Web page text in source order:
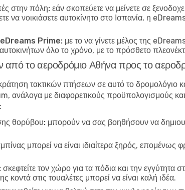
στην πόλη: εάν σκοπεύετε να μείνετε σε
να νοικιάσετε αυτοκίνητο στο Ισπανία, η
eDreams Prime: με το να γίνετε μέλος της
αυτοκινήτων όλο το χρόνο, με το πρόσθετο
από το αεροδρόμιο Αθήνα προς το
τακτικών πτήσεων σε αυτό το
με διαφορετικούς προϋπολογισμούς και
θορύβου: μπορούν να σας βοηθήσουν να
μπορεί να είναι ιδιαίτερα ξηρός, επομένως
σκεφτείτε τον χώρο για τα πόδια και την εγγύτητα
κοντά στις τουαλέτες μπορεί να είναι καλή ιδέα.